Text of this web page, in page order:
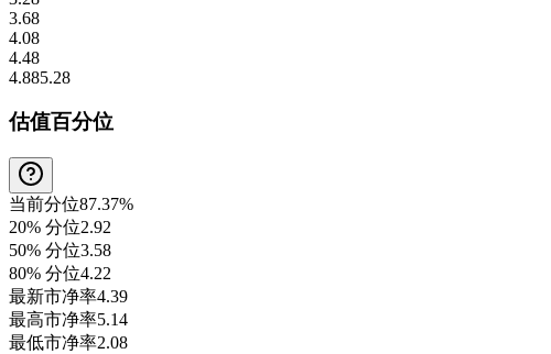
3.68
4.08
4.48
4.885.28
估值百分位
当前分位87.37%
20% 分位2.92
50% 分位3.58
80% 分位4.22
最新市净率4.39
最高市净率5.14
最低市净率2.08